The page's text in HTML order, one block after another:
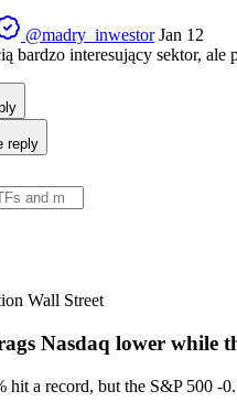
@madry_inwestor Jan 12
bardzo interesujący sektor, ale
reply
Wall Street
Nasdaq lower while
hit a record, but the S&P 500 -